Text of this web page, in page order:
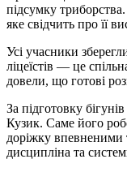
підсумку
яке свідчить про її
Усі учасники
ліцеїстів — це
довели, що готові
За підготовку
Кузик. Саме його
доріжку впевненими
дисципліна та